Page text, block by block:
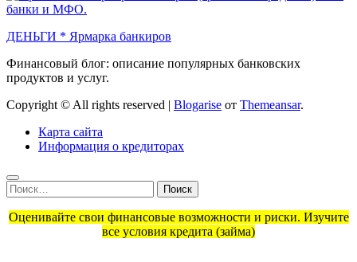
ДЕНЬГИ * Ярмарка банкиров
Финансовый блог: описание популярных банковских
продуктов и услуг.
Copyright © All rights reserved | Blogarise от Themeansar.
Карта сайта
Информация о кредиторах
Найти:
Оценивайте свои финансовые возможности и риски. Изучите
все условия кредита (займа)